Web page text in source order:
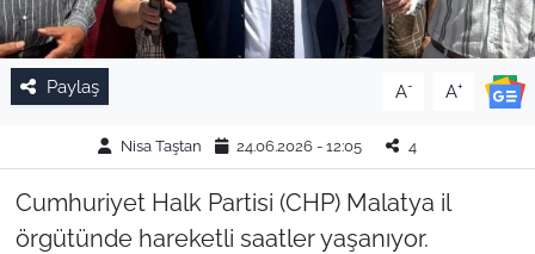
Paylaş A- A+
Nisa Taştan 24.06.2026 - 12:05 4
Cumhuriyet Halk Partisi (CHP) Malatya il
örgütünde hareketli saatler yaşanıyor.